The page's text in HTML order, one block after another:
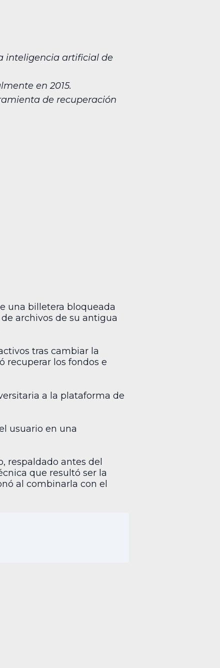
inteligencia artificial de
en 2015.
de recuperación
una billetera bloqueada
archivos de su antigua
tras cambiar la
recuperar los fondos e
a la plataforma de
usuario en una
respaldado antes del
que resultó ser la
al combinarla con el